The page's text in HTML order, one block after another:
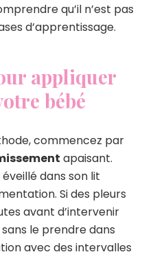
qu’il n’est pas
d’apprentissage.
appliquer
bébé
commencez par
apaisant.
dans son lit
Si des pleurs
avant d’intervenir
le prendre dans
avec des intervalles